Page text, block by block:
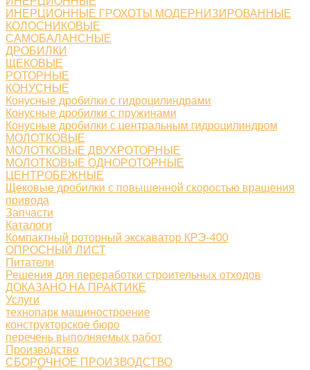
ИНЕРЦИОННЫЕ ГРОХОТЫ МОДЕРНИЗИРОВАННЫЕ
КОЛОСНИКОВЫЕ
САМОБАЛАНСНЫЕ
ДРОБИЛКИ
ЩЕКОВЫЕ
РОТОРНЫЕ
КОНУСНЫЕ
Конусные дробилки с гидроцилиндрами
Конусные дробилки с пружинами
Конусные дробилки с центральным гидроцилиндром
МОЛОТКОВЫЕ
МОЛОТКОВЫЕ ДВУХРОТОРНЫЕ
МОЛОТКОВЫЕ ОДНОРОТОРНЫЕ
ЦЕНТРОБЕЖНЫЕ
Щековые дробилки с повышенной скоростью вращения
привода
Запчасти
Каталоги
Компактный роторный экскаватор КРЭ-400
ОПРОСНЫЙ ЛИСТ
Питатели
Решения для переработки строительных отходов
ДОКАЗАНО НА ПРАКТИКЕ
Услуги
технопарк машиностроение
конструкторское бюро
перечень выполняемых работ
Производство
СБОРОЧНОЕ ПРОИЗВОДСТВО